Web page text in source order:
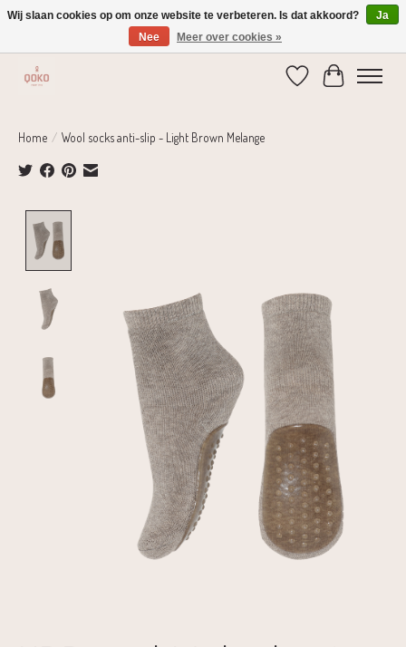
Verzending 1-2 dagen | Gratis verzending vanaf € 75,-
Verlanglijst
Home / Wool socks anti-slip - Light Brown Melange
Wij slaan cookies op om onze website te verbeteren. Is dat akkoord?
Ja
Nee
Meer over cookies »